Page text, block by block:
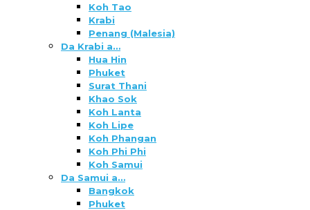
Koh Tao
Krabi
Penang (Malesia)
Da Krabi a…
Hua Hin
Phuket
Surat Thani
Khao Sok
Koh Lanta
Koh Lipe
Koh Phangan
Koh Phi Phi
Koh Samui
Da Samui a…
Bangkok
Phuket